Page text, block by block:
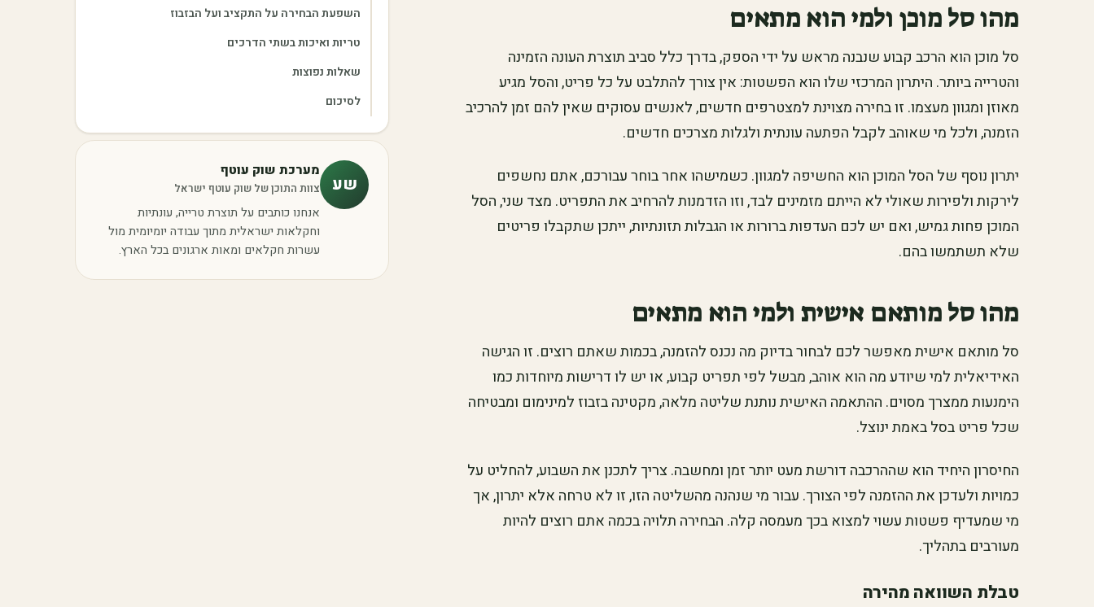
מהו סל מוכן ולמי הוא מתאים
סל מוכן הוא הרכב קבוע שנבנה מראש על ידי הספק, בדרך כלל סביב תוצרת העונה הזמינה
והטרייה ביותר. היתרון המרכזי שלו הוא הפשטות: אין צורך להתלבט על כל פריט, והסל מגיע
מאוזן ומגוון מעצמו. זו בחירה מצוינת למצטרפים חדשים, לאנשים עסוקים שאין להם זמן להרכיב
הזמנה, ולכל מי שאוהב לקבל הפתעה עונתית ולגלות מצרכים חדשים.
יתרון נוסף של הסל המוכן הוא החשיפה למגוון. כשמישהו אחר בוחר עבורכם, אתם נחשפים
לירקות ולפירות שאולי לא הייתם מזמינים לבד, וזו הזדמנות להרחיב את התפריט. מצד שני, הסל
המוכן פחות גמיש, ואם יש לכם העדפות ברורות או הגבלות תזונתיות, ייתכן שתקבלו פריטים
שלא תשתמשו בהם.
מהו סל מותאם אישית ולמי הוא מתאים
סל מותאם אישית מאפשר לכם לבחור בדיוק מה נכנס להזמנה, בכמות שאתם רוצים. זו הגישה
האידיאלית למי שיודע מה הוא אוהב, מבשל לפי תפריט קבוע, או יש לו דרישות מיוחדות כמו
הימנעות ממצרך מסוים. ההתאמה האישית נותנת שליטה מלאה, מקטינה בזבוז למינימום ומבטיחה
שכל פריט בסל באמת ינוצל.
החיסרון היחיד הוא שההרכבה דורשת מעט יותר זמן ומחשבה. צריך לתכנן את השבוע, להחליט על
כמויות ולעדכן את ההזמנה לפי הצורך. עבור מי שנהנה מהשליטה הזו, זו לא טרחה אלא יתרון, אך
מי שמעדיף פשטות עשוי למצוא בכך מעמסה קלה. הבחירה תלויה בכמה אתם רוצים להיות
מעורבים בתהליך.
טבלת השוואה מהירה
השפעת הבחירה על התקציב ועל הבזבוז
טריות ואיכות בשתי הדרכים
שאלות נפוצות
לסיכום
שע
מערכת שוק עוטף
צוות התוכן של שוק עוטף ישראל
אנחנו כותבים על תוצרת טרייה, עונתיות
וחקלאות ישראלית מתוך עבודה יומיומית מול
עשרות חקלאים ומאות ארגונים בכל הארץ.